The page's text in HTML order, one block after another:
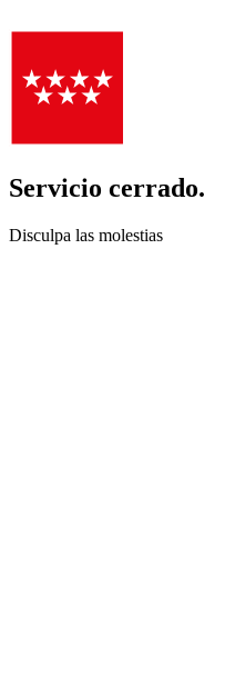
Servicio cerrado.
Disculpa las molestias